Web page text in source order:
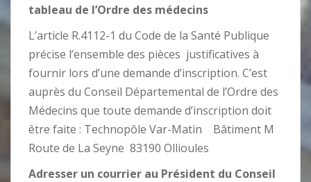
tableau de l’Ordre des médecins
L’article R.4112-1 du Code de la Santé Publique
précise l’ensemble des pièces justificatives à
fournir lors d’une demande d’inscription. C’est
auprès du Conseil Départemental de l’Ordre des
Médecins que toute demande d’inscription doit
être faite : Technopôle Var-Matin Bâtiment M
Route de La Seyne 83190 Ollioules
Adresser un courrier au Président du Conseil